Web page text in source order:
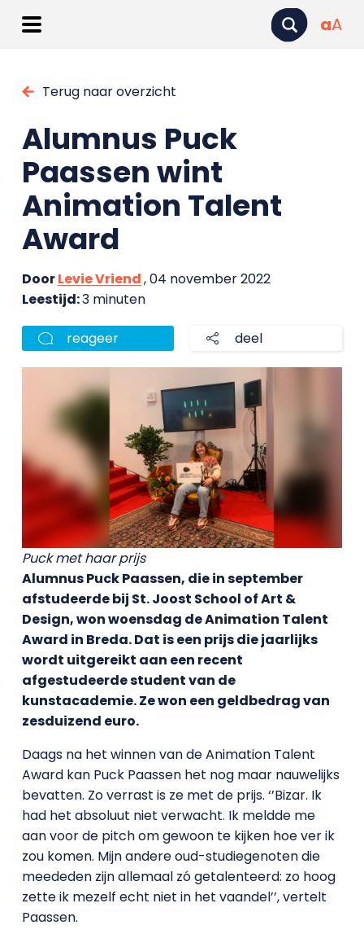
aA
Terug naar overzicht
Alumnus Puck
Paassen wint
Animation Talent
Award
DoorLevie Vriend, 04 november 2022
Leestijd:3 minuten
reageer deel
Puck met haar prijs
Alumnus Puck Paassen, die in september
afstudeerde bij St. Joost School of Art &
Design, won woensdag de Animation Talent
Award in Breda. Dat is een prijs die jaarlijks
wordt uitgereikt aan een recent
afgestudeerde student van de
kunstacademie. Ze won een geldbedrag van
zesduizend euro.
Daags na het winnen van de Animation Talent
Award kan Puck Paassen het nog maar nauwelijks
bevatten. Zo verrast is ze met de prijs. ‘’Bizar. Ik
had het absoluut niet verwacht. Ik meldde me
aan voor de pitch om gewoon te kijken hoe ver ik
zou komen. Mijn andere oud-studiegenoten die
meededen zijn allemaal zó getalenteerd: zo hoog
zette ik mezelf echt niet in het vaandel’’, vertelt
Paassen.